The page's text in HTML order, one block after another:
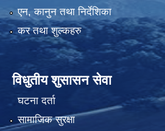
एन, कानुन तथा निर्देशिका
कर तथा शुल्कहरु
विधुतीय शुसासन सेवा
घटना दर्ता
सामाजिक सुरक्षा